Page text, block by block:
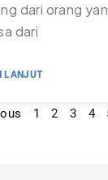
dari orang
dari
LANJUT
1 2 3 4